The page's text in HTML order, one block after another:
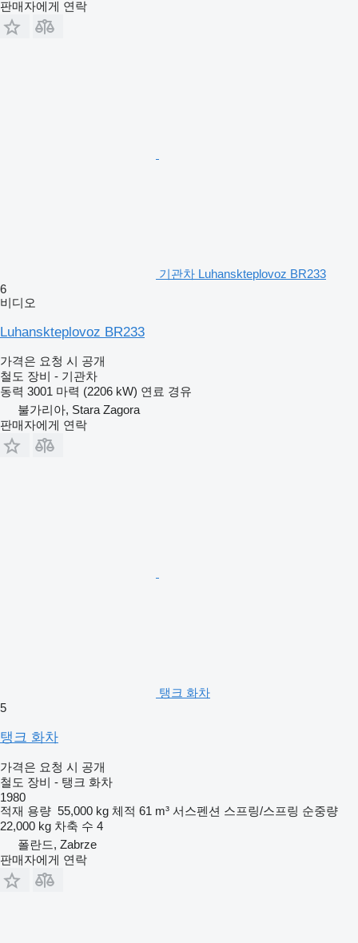
판매자에게 연락
기관차 Luhanskteplovoz BR233
6
비디오
Luhanskteplovoz BR233
가격은 요청 시 공개
철도 장비 - 기관차
동력 3001 마력 (2206 kW) 연료 경유
불가리아, Stara Zagora
판매자에게 연락
탱크 화차
5
탱크 화차
가격은 요청 시 공개
철도 장비 - 탱크 화차
1980
적재 용량 55,000 kg 체적 61 m³ 서스펜션 스프링/스프링 순중량
22,000 kg 차축 수 4
폴란드, Zabrze
판매자에게 연락